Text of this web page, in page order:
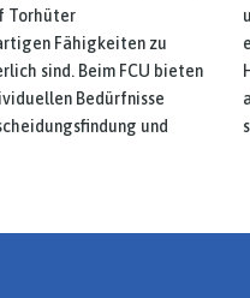
Torhüter
Fähigkeiten zu
sind. Beim FCU bieten
Bedürfnisse
und